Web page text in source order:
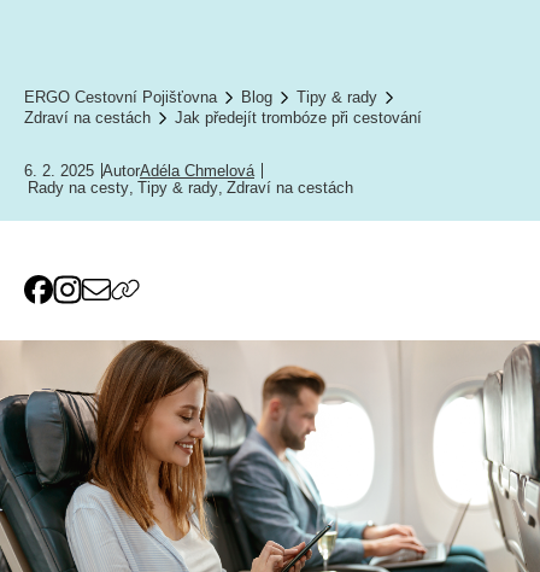
ERGO Cestovní Pojišťovna Blog
Tipy & rady
Zdraví na cestách
Jak předejít trombóze při cestování
6. 2. 2025 AutorAdéla Chmelová
Rady na cesty, Tipy & rady, Zdraví na cestách